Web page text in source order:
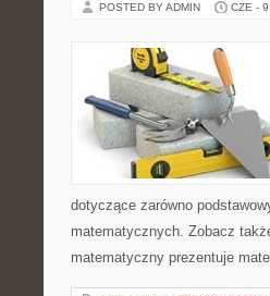
POSTED BY ADMIN CZE -
dotyczące zarówno
matematycznych. Zobacz
matematyczny prezentuje